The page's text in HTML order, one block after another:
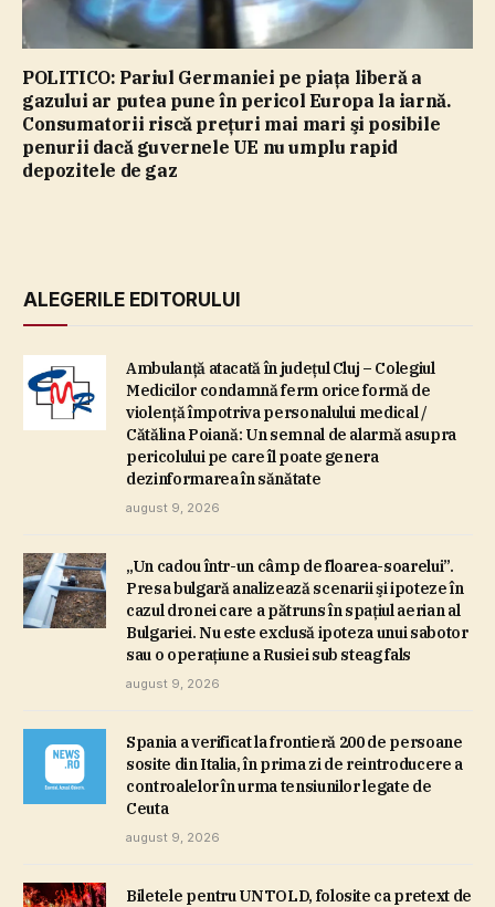
POLITICO: Pariul Germaniei pe piaţa liberă a
gazului ar putea pune în pericol Europa la iarnă.
Consumatorii riscă preţuri mai mari şi posibile
penurii dacă guvernele UE nu umplu rapid
depozitele de gaz
ALEGERILE EDITORULUI
Ambulanţă atacată în judeţul Cluj – Colegiul
Medicilor condamnă ferm orice formă de
violenţă împotriva personalului medical /
Cătălina Poiană: Un semnal de alarmă asupra
pericolului pe care îl poate genera
dezinformarea în sănătate
august 9, 2026
„Un cadou într-un câmp de floarea-soarelui”.
Presa bulgară analizează scenarii şi ipoteze în
cazul dronei care a pătruns în spaţiul aerian al
Bulgariei. Nu este exclusă ipoteza unui sabotor
sau o operaţiune a Rusiei sub steag fals
august 9, 2026
Spania a verificat la frontieră 200 de persoane
sosite din Italia, în prima zi de reintroducere a
controalelor în urma tensiunilor legate de
Ceuta
august 9, 2026
Biletele pentru UNTOLD, folosite ca pretext de